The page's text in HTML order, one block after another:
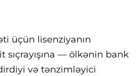
üçün lisenziyanın
sıçrayışına — ölkənin bank
və tənzimləyici